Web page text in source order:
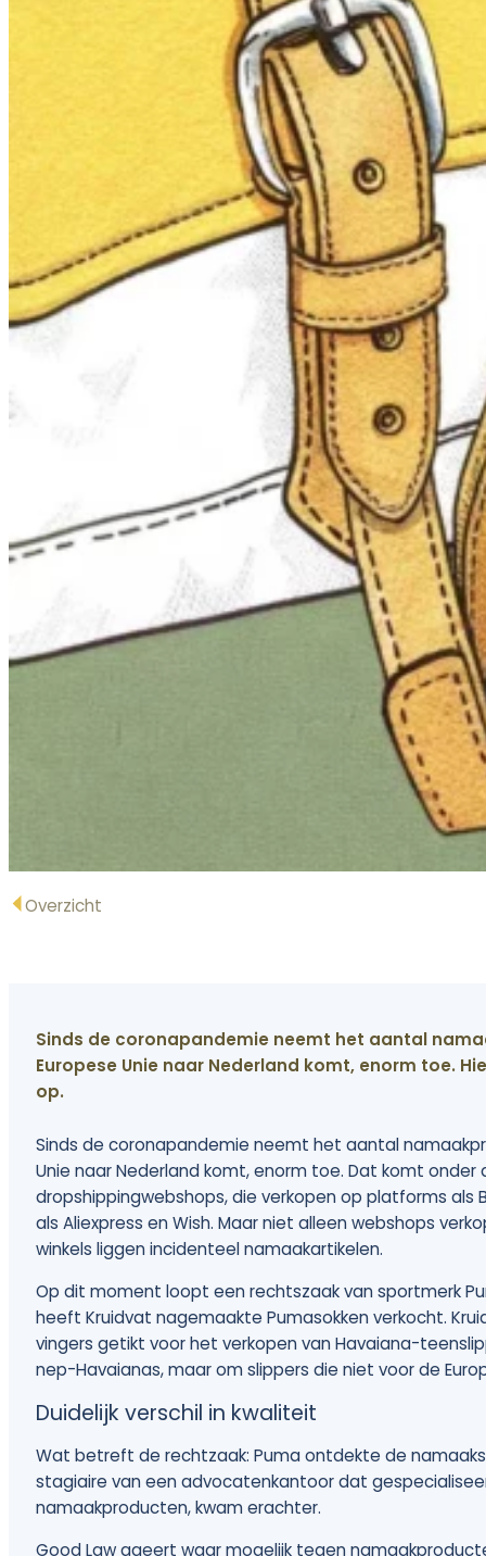
Overzicht
Sinds de coronapandemie neemt het aantal
Europese Unie naar Nederland komt, enorm toe.
op.
Sinds de coronapandemie neemt het aantal
Unie naar Nederland komt, enorm toe. Dat komt
dropshippingwebshops, die verkopen op platforms als
als Aliexpress en Wish. Maar niet alleen webshops
winkels liggen incidenteel namaakartikelen.
Op dit moment loopt een rechtszaak van sportmerk
heeft Kruidvat nagemaakte Pumasokken verkocht.
vingers getikt voor het verkopen van Havaiana-
nep-Havaianas, maar om slippers die niet voor de
Duidelijk verschil in kwaliteit
Wat betreft de rechtzaak: Puma ontdekte de
stagiaire van een advocatenkantoor dat
namaakproducten, kwam erachter.
Good Law ageert waar mogelijk tegen